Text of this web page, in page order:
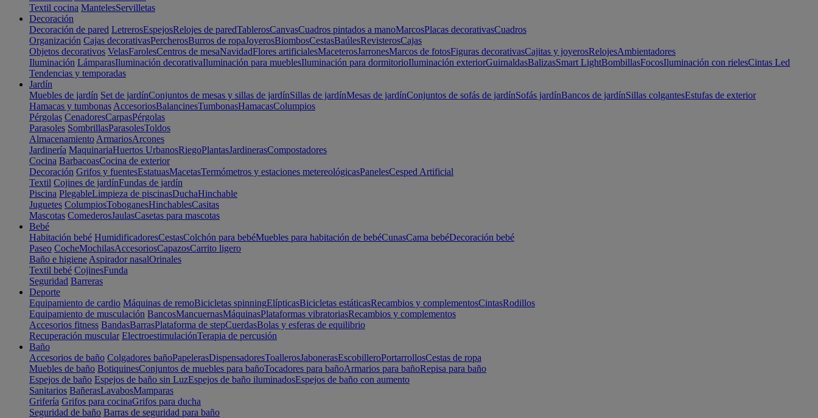
Textil cocina MantelesServilletas
Decoración
Decoración de pared LetrerosEspejosRelojes de paredTablerosCanvasCuadros pintados a manoMarcosPlacas decorativasCuadros
Organización Cajas decorativasPercherosBurros de ropaJoyerosBiombosCestasBaúlesRevisterosCajas
Objetos decorativos VelasFarolesCentros de mesaNavidadFlores artificialesMaceterosJarronesMarcos de fotosFiguras decorativasCajitas y joyerosRelojesAmbientadores
Iluminación LámparasIluminación decorativaIluminación para mueblesIluminación para dormitorioIluminación exteriorGuirnaldasBalizasSmart LightBombillasFocosIluminación con rielesCintas Led
Tendencias y temporadas
Jardín
Muebles de jardín Set de jardínConjuntos de mesas y sillas de jardínSillas de jardínMesas de jardínConjuntos de sofás de jardínSofás jardínBancos de jardínSillas colgantesEstufas de exterior
Hamacas y tumbonas AccesoriosBalancinesTumbonasHamacasColumpios
Pérgolas CenadoresCarpasPérgolas
Parasoles SombrillasParasolesToldos
Almacenamiento ArmariosArcones
Jardinería MaquinariaHuertos UrbanosRiegoPlantasJardinerasCompostadores
Cocina BarbacoasCocina de exterior
Decoración Grifos y fuentesEstatuasMacetasTermómetros y estaciones metereológicasPanelesCesped Artificial
Textil Cojines de jardínFundas de jardín
Piscina PlegableLimpieza de piscinasDuchaHinchable
Juguetes ColumpiosToboganesHinchablesCasitas
Mascotas ComederosJaulasCasetas para mascotas
Bebé
Habitación bebé HumidificadoresCestasColchón para bebéMuebles para habitación de bebéCunasCama bebéDecoración bebé
Paseo CocheMochilasAccesoriosCapazosCarrito ligero
Baño e higiene Aspirador nasalOrinales
Textil bebé CojinesFunda
Seguridad Barreras
Deporte
Equipamiento de cardio Máquinas de remoBicicletas spinningElípticasBicicletas estáticasRecambios y complementosCintasRodillos
Equipamiento de musculación BancosMancuernasMáquinasPlataformas vibratoriasRecambios y complementos
Accesorios fitness BandasBarrasPlataforma de stepCuerdasBolas y esferas de equilibrio
Recuperación muscular ElectroestimulaciónTerapia de percusión
Baño
Accesorios de baño Colgadores bañoPapelerasDispensadoresToallerosJabonerasEscobilleroPortarrollosCestas de ropa
Muebles de baño BotiquinesConjuntos de muebles para bañoTocadores para bañoArmarios para bañoRepisa para baño
Espejos de baño Espejos de baño sin LuzEspejos de baño iluminadosEspejos de baño con aumento
Sanitarios BañerasLavabosMamparas
Grifería Grifos para cocinaGrifos para ducha
Seguridad de baño Barras de seguridad para baño